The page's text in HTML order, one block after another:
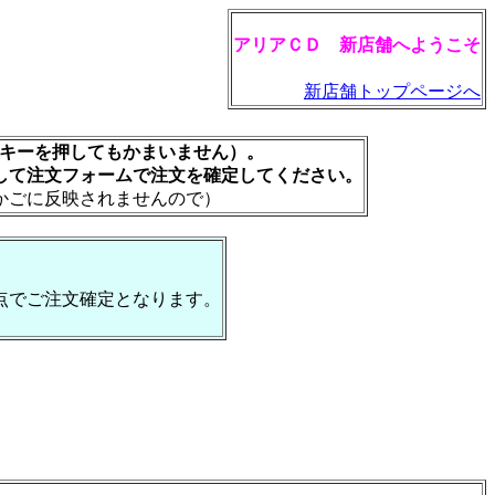
アリアＣＤ 新店舗へようこそ
新店舗トップページへ
ーを押してもかまいません）。
注文フォームで注文を確定してください。
に反映されませんので）
ご注文確定となります。